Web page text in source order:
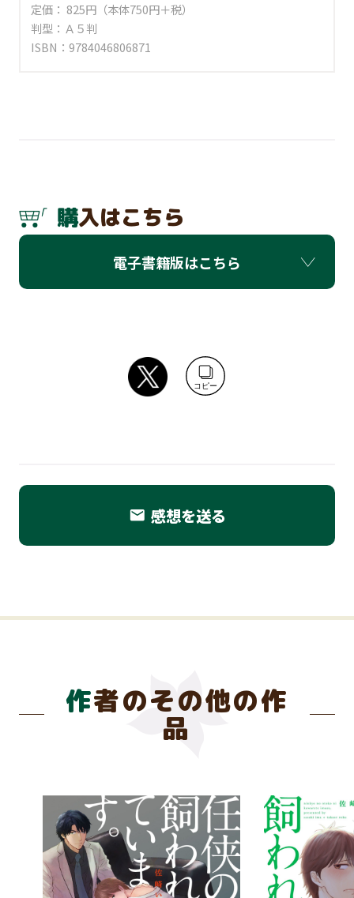
定価： 825円（本体750円＋税）
判型：Ａ５判
ISBN：9784046806871
購入はこちら
電子書籍版はこちら
コピー
email 感想を送る
作者のその他の作
品